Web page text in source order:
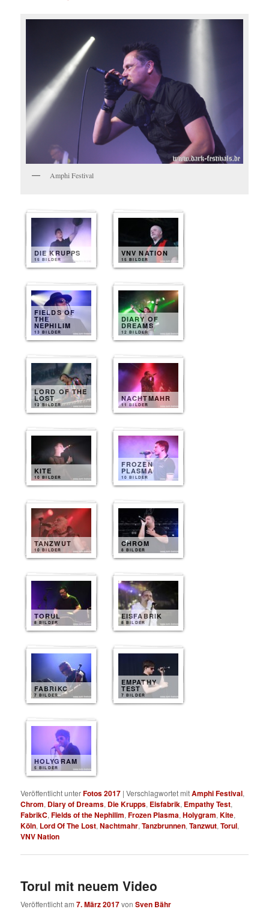
Amphi Festival
DIE KRUPPS
15 BILDER
VNV NATION
15 BILDER
FIELDS OF
THE
NEPHILIM
13 BILDER
DIARY OF
DREAMS
12 BILDER
LORD OF THE
LOST
12 BILDER
NACHTMAHR
11 BILDER
KITE
10 BILDER
FROZEN
PLASMA
10 BILDER
TANZWUT
10 BILDER
CHROM
8 BILDER
TORUL
8 BILDER
EISFABRIK
8 BILDER
FABRIKC
7 BILDER
EMPATHY
TEST
7 BILDER
HOLYGRAM
5 BILDER
Veröffentlicht unterFotos 2017 |Verschlagwortet mitAmphi Festival,
Chrom, Diary of Dreams, Die Krupps, Eisfabrik, Empathy Test,
FabrikC,Fields of the Nephilim,Frozen Plasma,Holygram,Kite,
Köln, Lord Of The Lost,Nachtmahr,Tanzbrunnen,Tanzwut,Torul,
VNV Nation
Torul mit neuem Video
Veröffentlicht am7. März 2017vonSven Bähr